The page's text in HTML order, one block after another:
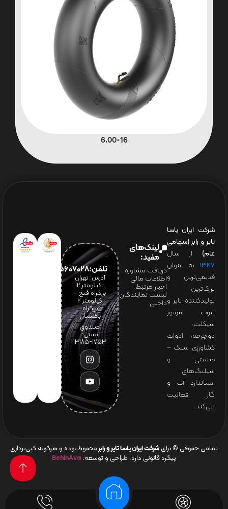
6.00-16
شرکت ایران یاسا
تایر و رابر (سهامی
عام) از سال
۱۳۴۷ به عنوان
قدیمی‌ترین و
بزرگ‌ترین
تولیدکننده تایر و
تیوب موتور
سیکلت،
دوچرخه، ادوات
کشاورزی سبک –
صنعتی و
شیلنگ‌های
استاندارد آب و
گاز فعالیت
می‌کند.
لینک‌های
مفید:
دریافت مشاوره
اطلاعات مالی
اخبار مرتبط
لیست نمایندگان
داخلی
تلفن:65607028(021)
آدرس: تهران
-کیلومتر 12
بزرگراه فتح –
کیلومتر ۲
بزرگراه
باغستان
صندوق
پستی:
1753-13185
تمامی حقوقی © برای شرکت ایران یاسا تایر و رابرمحفوظ بوده و هرگونه کپی‌برداری
پیگرد قانونی دارد. طراحی و توسعه: BehinAva